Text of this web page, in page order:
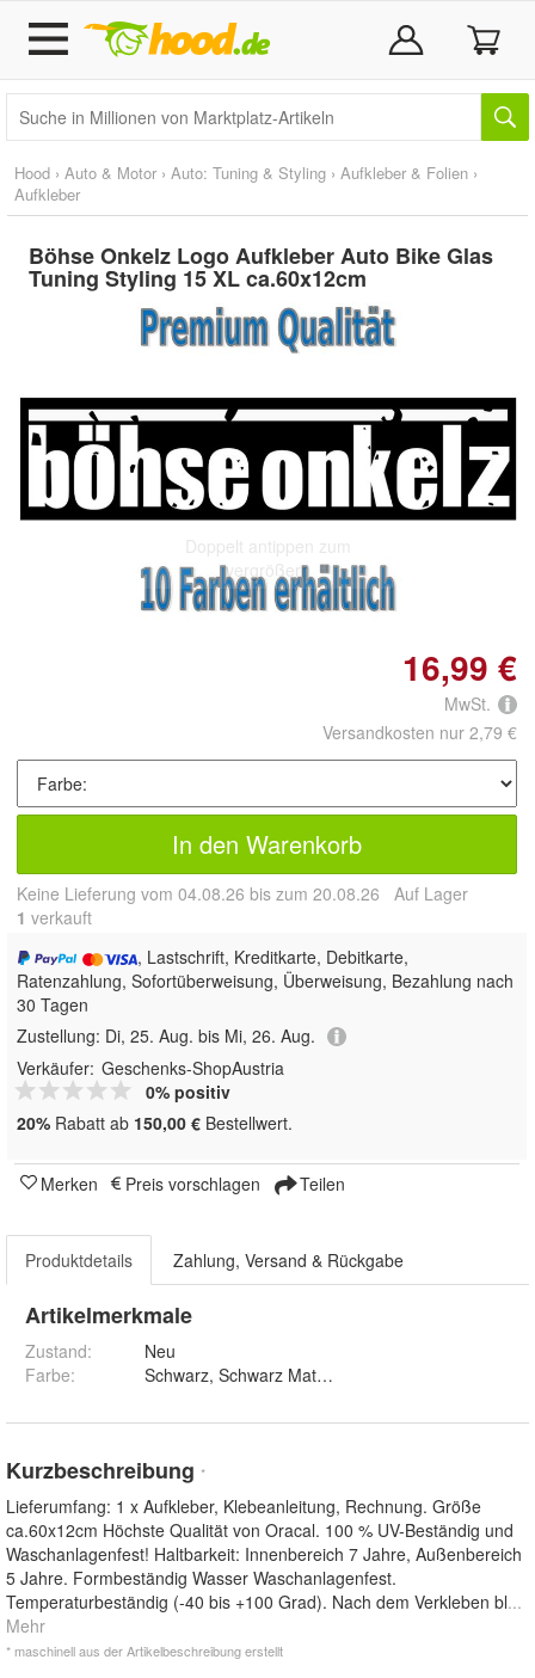
Hood › Auto & Motor › Auto: Tuning & Styling › Aufkleber & Folien ›
Aufkleber
Böhse Onkelz Logo Aufkleber Auto Bike Glas
Tuning Styling 15 XL ca.60x12cm
Doppelt antippen zum
vergrößern
16,99 €
MwSt.
Versandkosten nur 2,79 €
In den Warenkorb
Keine Lieferung vom 04.08.26 bis zum 20.08.26 Auf Lager
1 verkauft
, Lastschrift, Kreditkarte, Debitkarte,
Ratenzahlung, Sofortüberweisung, Überweisung, Bezahlung nach
30 Tagen
Zustellung: Di, 25. Aug. bis Mi, 26. Aug.
Verkäufer: Geschenks-ShopAustria
0% positiv
20% Rabatt ab 150,00 € Bestellwert.
Merken Preis vorschlagen Teilen
Produktdetails Zahlung, Versand & Rückgabe
Artikelmerkmale
Zustand:
Neu
Farbe:
Kurzbeschreibung *
Lieferumfang: 1 x Aufkleber, Klebeanleitung, Rechnung. Größe
ca.60x12cm Höchste Qualität von Oracal. 100 % UV-Beständig und
Waschanlagenfest! Haltbarkeit: Innenbereich 7 Jahre, Außenbereich
5 Jahre. Formbeständig Wasser Waschanlagenfest.
Temperaturbeständig (-40 bis +100 Grad). Nach dem Verkleben bl...
Mehr
* maschinell aus der Artikelbeschreibung erstellt